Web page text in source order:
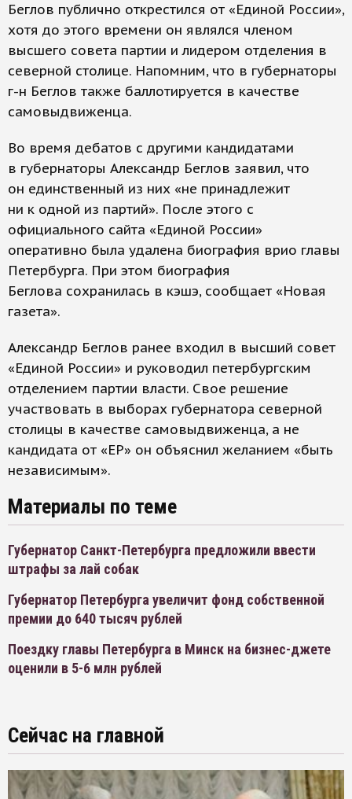
Беглов публично открестился от «Единой России»,
хотя до этого времени он являлся членом
высшего совета партии и лидером отделения в
северной столице. Напомним, что в губернаторы
г-н Беглов также баллотируется в качестве
самовыдвиженца.
Во время дебатов с другими кандидатами
в губернаторы Александр Беглов заявил, что
он единственный из них «не принадлежит
ни к одной из партий». После этого с
официального сайта «Единой России»
оперативно была удалена биография врио главы
Петербурга. При этом биография
Беглова сохранилась в кэшэ, сообщает «Новая
газета».
Александр Беглов ранее входил в высший совет
«Единой России» и руководил петербургским
отделением партии власти. Свое решение
участвовать в выборах губернатора северной
столицы в качестве самовыдвиженца, а не
кандидата от «ЕР» он объяснил желанием «быть
независимым».
Материалы по теме
Губернатор Санкт-Петербурга предложили ввести
штрафы за лай собак
Губернатор Петербурга увеличит фонд собственной
премии до 640 тысяч рублей
Поездку главы Петербурга в Минск на бизнес-джете
оценили в 5-6 млн рублей
Сейчас на главной